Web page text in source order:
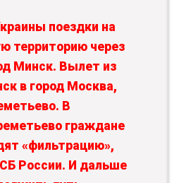
поездки на
территорию через
Минск. Вылет из
в город Москва,
В
граждане
«фильтрацию»,
России. И дальше